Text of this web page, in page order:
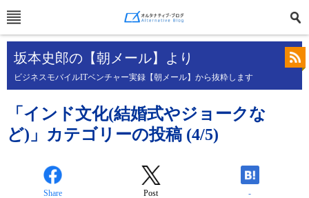
坂本史郎の【朝メール】より
ビジネスモバイルITベンチャー実録【朝メール】から抜粋します
「インド文化(結婚式やジョークな
ど)」カテゴリーの投稿 (4/5)
Share Post -